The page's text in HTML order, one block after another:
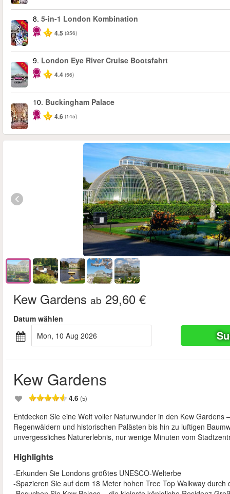
-60%
8. 5-in-1 London Kombination
4.5 (356)
-10%
9. London Eye River Cruise Bootsfahrt
4.4 (56)
10. Buckingham Palace
4.6 (145)
Kew Gardens ab 29,60 €
Datum wählen
Mon, 10 Aug 2026
Kew Gardens
4.6 (5)
Entdecken Sie eine Welt voller Naturwunder in den Kew
Regenwäldern und historischen Palästen bis hin zu luftigen
unvergessliches Naturerlebnis, nur wenige Minuten vom
Highlights
-Erkunden Sie Londons größtes UNESCO-Welterbe
-Spazieren Sie auf dem 18 Meter hohen Tree Top Walkway durch